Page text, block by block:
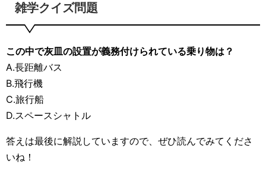
雑学クイズ問題
この中で灰皿の設置が義務付けられている乗り物は？
A.長距離バス
B.飛行機
C.旅行船
D.スペースシャトル
答えは最後に解説していますので、ぜひ読んでみてくださ
いね！